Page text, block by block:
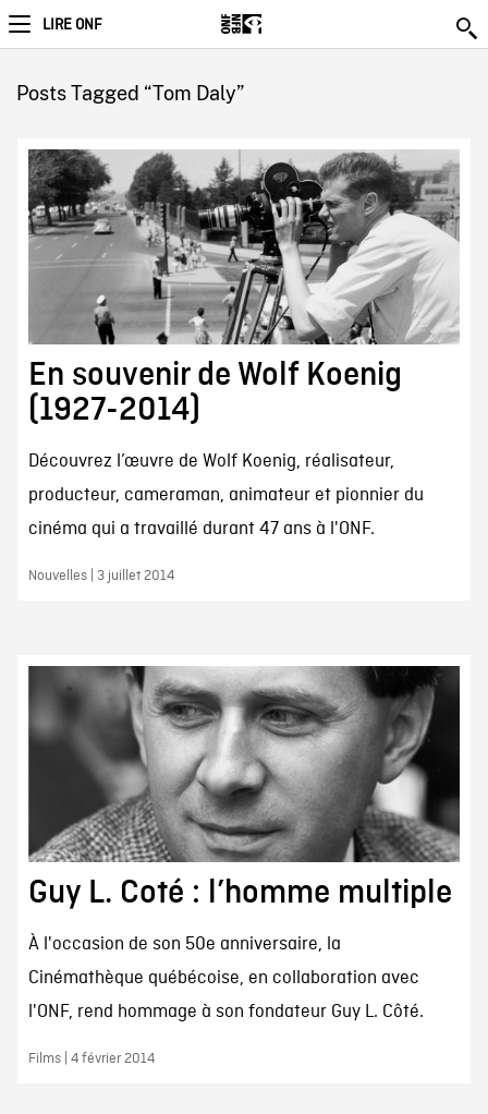
LIRE ONF
Posts Tagged “Tom Daly”
En souvenir de Wolf Koenig
(1927-2014)
Découvrez l’œuvre de Wolf Koenig, réalisateur,
producteur, cameraman, animateur et pionnier du
cinéma qui a travaillé durant 47 ans à l'ONF.
Nouvelles | 3 juillet 2014
Guy L. Coté : l’homme multiple
À l'occasion de son 50e anniversaire, la
Cinémathèque québécoise, en collaboration avec
l'ONF, rend hommage à son fondateur Guy L. Côté.
Films | 4 février 2014